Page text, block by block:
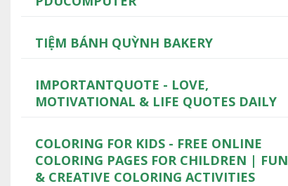
TIỆM BÁNH QUỲNH BAKERY
IMPORTANTQUOTE - LOVE,
MOTIVATIONAL & LIFE QUOTES DAILY
COLORING FOR KIDS - FREE ONLINE
COLORING PAGES FOR CHILDREN | FUN
& CREATIVE COLORING ACTIVITIES